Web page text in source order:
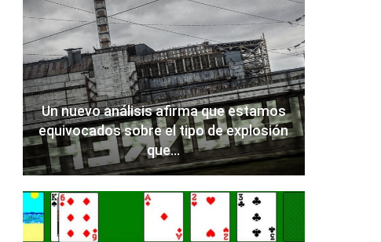
Un nuevo análisis afirma que estamos
equivocados sobre el tipo de explosión
que…